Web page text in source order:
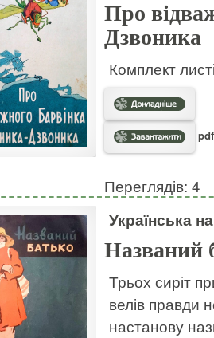
Про
Дзвоника
Комплект
Переглядів: 4
Українська
Названий
Трьох сиріт
велів правди
настанову